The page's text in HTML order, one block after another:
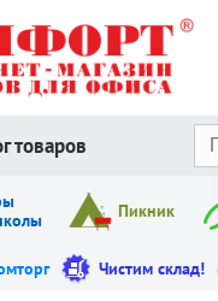
товаров
Пикник
Чистим склад!